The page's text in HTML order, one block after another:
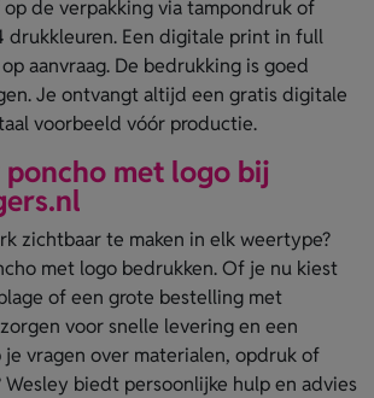
de verpakking via tampondruk of
drukkleuren. Een digitale print in full
aanvraag. De bedrukking is goed
Je ontvangt altijd een gratis digitale
voorbeeld vóór productie.
met logo bij
zichtbaar te maken in elk weertype?
met logo bedrukken. Of je nu kiest
of een grote bestelling met
voor snelle levering en een
je vragen over materialen, opdruk of
Wesley biedt persoonlijke hulp en advies